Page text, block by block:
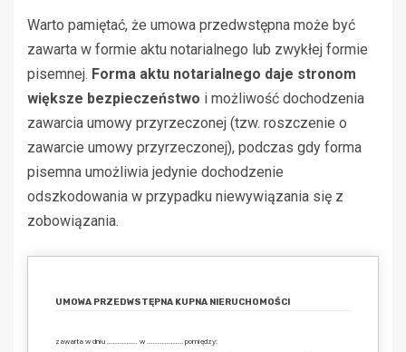
Warto pamiętać, że umowa przedwstępna może być
zawarta w formie aktu notarialnego lub zwykłej formie
pisemnej. Forma aktu notarialnego daje stronom
większe bezpieczeństwo i możliwość dochodzenia
zawarcia umowy przyrzeczonej (tzw. roszczenie o
zawarcie umowy przyrzeczonej), podczas gdy forma
pisemna umożliwia jedynie dochodzenie
odszkodowania w przypadku niewywiązania się z
zobowiązania.
UMOWA PRZEDWSTĘPNA KUPNA NIERUCHOMOŚCI
zawarta w dniu ……………….. w …………………… pomiędzy: